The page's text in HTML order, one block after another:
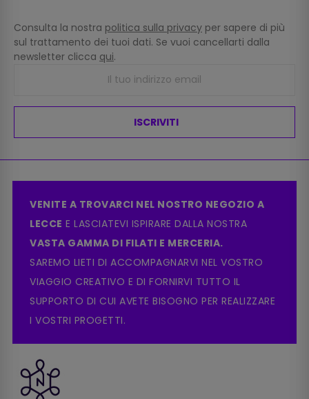
Consulta la nostra politica sulla privacy per sapere di più
sul trattamento dei tuoi dati. Se vuoi cancellarti dalla
newsletter clicca qui.
ISCRIVITI
VENITE A TROVARCI NEL NOSTRO NEGOZIO A
LECCE E LASCIATEVI ISPIRARE DALLA NOSTRA
VASTA GAMMA DI FILATI E MERCERIA.
SAREMO LIETI DI ACCOMPAGNARVI NEL VOSTRO
VIAGGIO CREATIVO E DI FORNIRVI TUTTO IL
SUPPORTO DI CUI AVETE BISOGNO PER REALIZZARE
I VOSTRI PROGETTI.